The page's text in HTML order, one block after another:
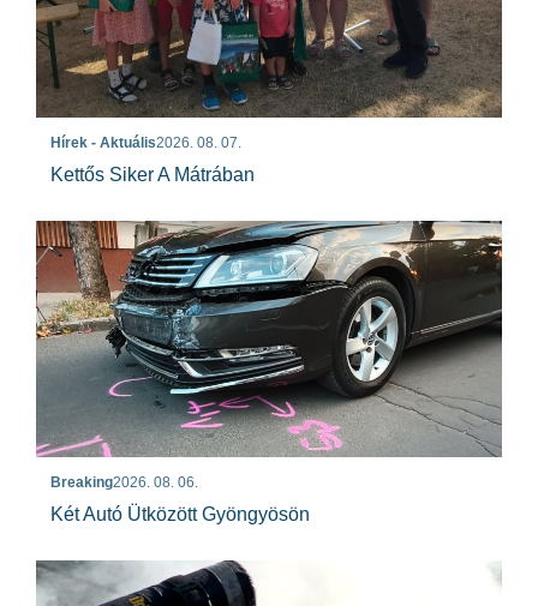
Hírek - Aktuális2026. 08. 07.
Kettős Siker A Mátrában
Breaking2026. 08. 06.
Két Autó Ütközött Gyöngyösön